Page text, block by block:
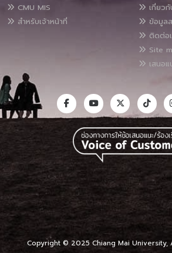
CMU MIS
สำหรับเจ้าหน้าที่
เกี่ยว
ข้อมูล
ติดต่อ
Site
เสนอ
Copyright © 2025 Chiang Mai University,